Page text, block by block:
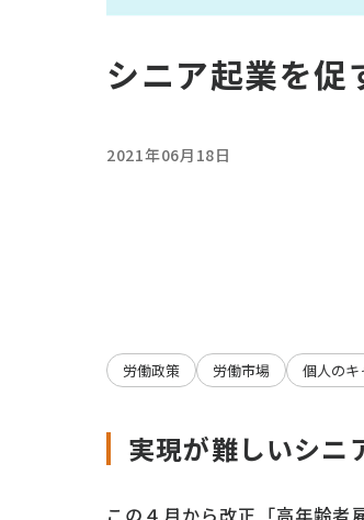
シニア起業を
2021年06月18日
労働政策 労働市場 個人の
実現が難しいシニ
この４月から改正「高年齢者